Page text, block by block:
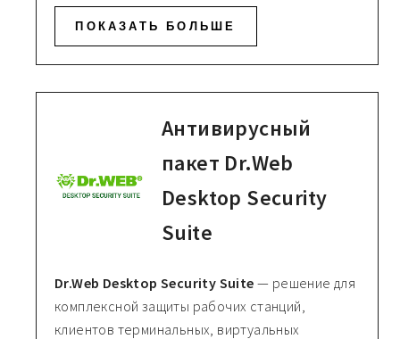
ПОКАЗАТЬ БОЛЬШЕ
Антивирусный
пакет Dr.Web
Desktop Security
Suite
Dr.Web Desktop Security Suite — решение для
комплексной защиты рабочих станций,
клиентов терминальных, виртуальных